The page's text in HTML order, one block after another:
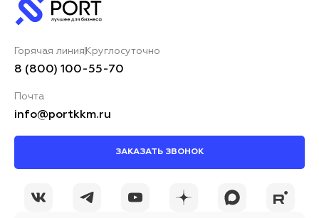
Горячая линия Круглосуточно
8 (800) 100-55-70
Почта
info@portkkm.ru
ЗАКАЗАТЬ ЗВОНОК